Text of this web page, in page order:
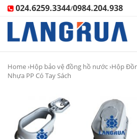
024.6259.3344/0984.204.938
Home›Hộp bảo vệ đồng hồ nước›Hộp
Nhựa PP Có Tay Sách